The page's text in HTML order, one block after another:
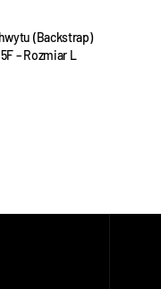
(Backstrap)
– Rozmiar L